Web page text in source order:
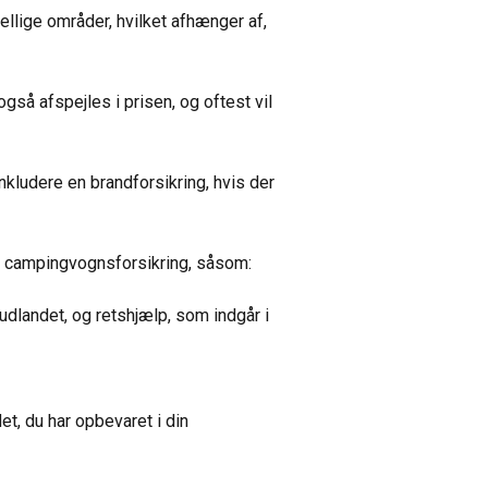
områder, hvilket afhænger af,
afspejles i prisen, og oftest vil
en brandforsikring, hvis der
såsom:
og retshjælp, som indgår i
du har opbevaret i din